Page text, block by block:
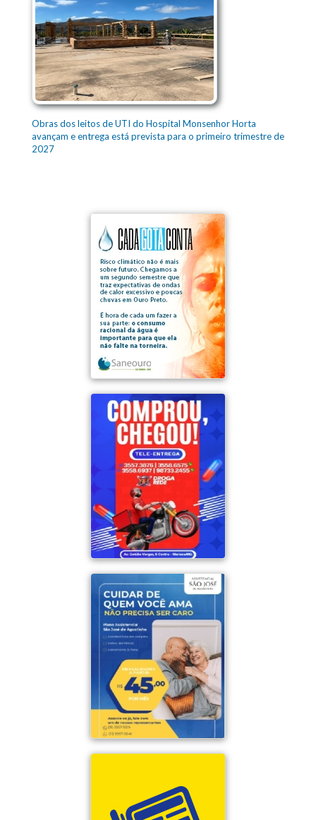
Obras dos leitos de UTI do Hospital Monsenhor Horta
avançam e entrega está prevista para o primeiro trimestre de
2027